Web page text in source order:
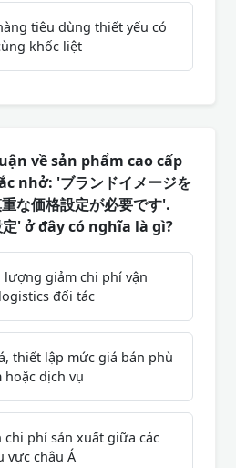
tiêu dùng thiết yếu có
khốc liệt
về sản phẩm cao cấp
nhở: 'ブランドイメージを
な価格設定が必要です'.
' ở đây có nghĩa là gì?
lượng giảm chi phí vận
đối tác
thiết lập mức giá bán phù
hoặc dịch vụ
chi phí sản xuất giữa các
vực châu Á